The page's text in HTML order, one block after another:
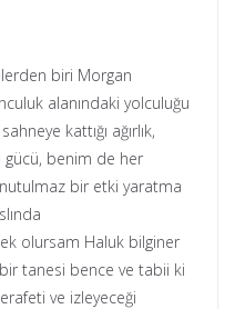
biri Morgan
alanındaki yolculuğu
kattığı ağırlık,
gücü, benim de her
bir etki yaratma
olursam Haluk bilginer
tanesi bence ve tabii ki
ve izleyeceği